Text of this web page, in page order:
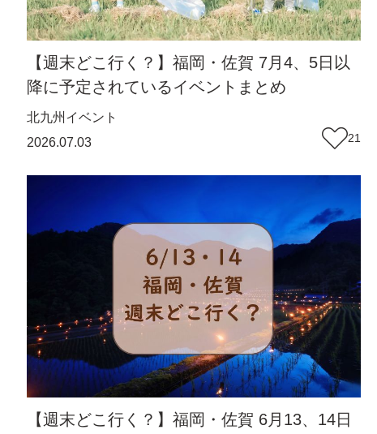
【週末どこ行く？】福岡・佐賀 7月4、5日以
降に予定されているイベントまとめ
北九州 イベント
2026.07.03
21
【週末どこ行く？】福岡・佐賀 6月13、14日